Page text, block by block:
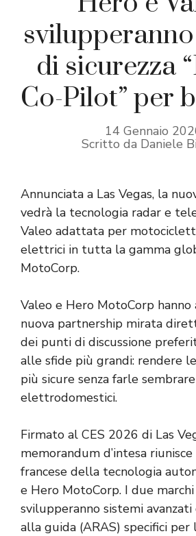
di sicurezza
Co-Pilot” per
14 Gennaio
Scritto da Daniele
Annunciata a Las Vegas, la
vedrà la tecnologia radar e
Valeo adattata per
elettrici in tutta la gamma
MotoCorp.
Valeo e Hero MotoCorp hanno
nuova partnership mirata
dei punti di discussione
alle sfide più grandi: rendere
più sicure senza farle
elettrodomestici.
Firmato al CES 2026 di Las
memorandum d’intesa
francese della tecnologia
e Hero MotoCorp. I due
svilupperanno sistemi avanzati
alla guida (ARAS) specifici